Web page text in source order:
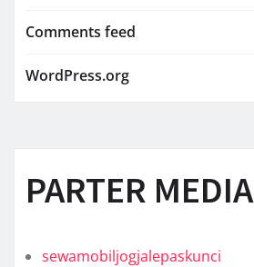
Comments feed
WordPress.org
PARTER MEDIA
sewamobiljogjalepaskunci